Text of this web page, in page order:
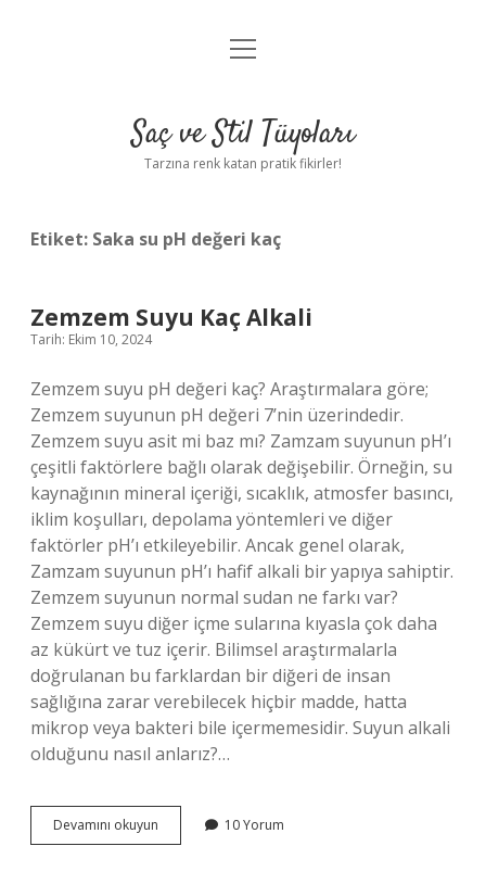
Anasayfa
Yasal Uyarı
menüyü
Saç ve Stil Tüyoları
Tarzına renk katan pratik fikirler!
Etiket: Saka su pH değeri kaç
Zemzem Suyu Kaç Alkali
Tarih: Ekim 10, 2024
Zemzem suyu pH değeri kaç? Araştırmalara göre;
Zemzem suyunun pH değeri 7’nin üzerindedir.
Zemzem suyu asit mi baz mı? Zamzam suyunun pH’ı
çeşitli faktörlere bağlı olarak değişebilir. Örneğin, su
kaynağının mineral içeriği, sıcaklık, atmosfer basıncı,
iklim koşulları, depolama yöntemleri ve diğer
faktörler pH’ı etkileyebilir. Ancak genel olarak,
Zamzam suyunun pH’ı hafif alkali bir yapıya sahiptir.
Zemzem suyunun normal sudan ne farkı var?
Zemzem suyu diğer içme sularına kıyasla çok daha
az kükürt ve tuz içerir. Bilimsel araştırmalarla
doğrulanan bu farklardan bir diğeri de insan
sağlığına zarar verebilecek hiçbir madde, hatta
mikrop veya bakteri bile içermemesidir. Suyun alkali
olduğunu nasıl anlarız?…
Devamını okuyun Zemzem
Suyu
10 Yorum